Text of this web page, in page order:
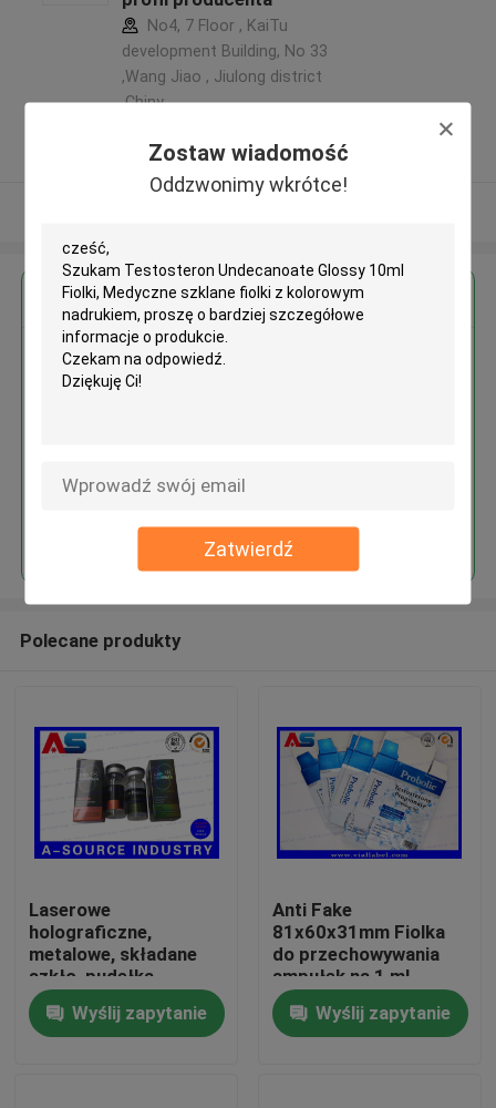
Zostaw wiadomość
Oddzwonimy wkrótce!
Zatwierdź
Dom
Produkty
No4, 7 Floor , KaiTu
development Building, No 33
,Wang Jiao , Jiulong district
,Chiny
zweryfikowane Dostawca
Uzyskaj najlepszą cenę za
Testosteron Undecanoate
Kontyntynuj
Polecane produkty
Laserowe
holograficzne,
metalowe, składane
szkło, pudełka
sterydowe, fiolka 10
ml, opakowanie,
etykieta, pudełka
Wyślij zapytanie
Anti Fake
81x60x31mm Fiolka
do przechowywania
ampułek na 1 ml
propionianu
testosteronu
Wyślij zapytanie